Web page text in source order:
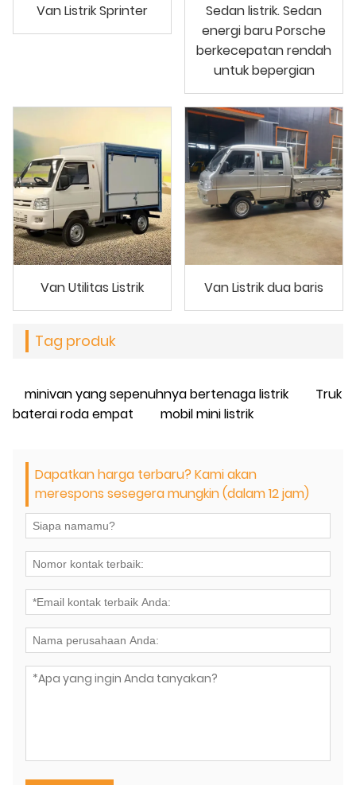
Van Listrik Sprinter
Sedan listrik. Sedan
energi baru Porsche
berkecepatan rendah
untuk bepergian
Van Utilitas Listrik Van Listrik dua baris
Tag produk
minivan yang sepenuhnya bertenaga listrik
Truk
baterai roda empat
mobil mini listrik
Dapatkan harga terbaru? Kami akan
merespons sesegera mungkin (dalam 12 jam)